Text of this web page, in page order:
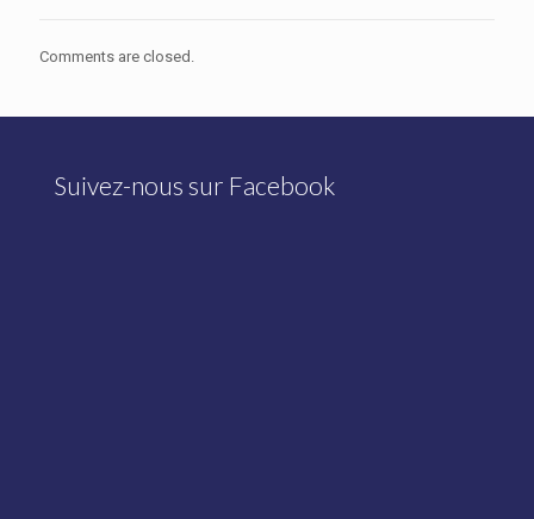
Comments are closed.
Suivez-nous sur Facebook